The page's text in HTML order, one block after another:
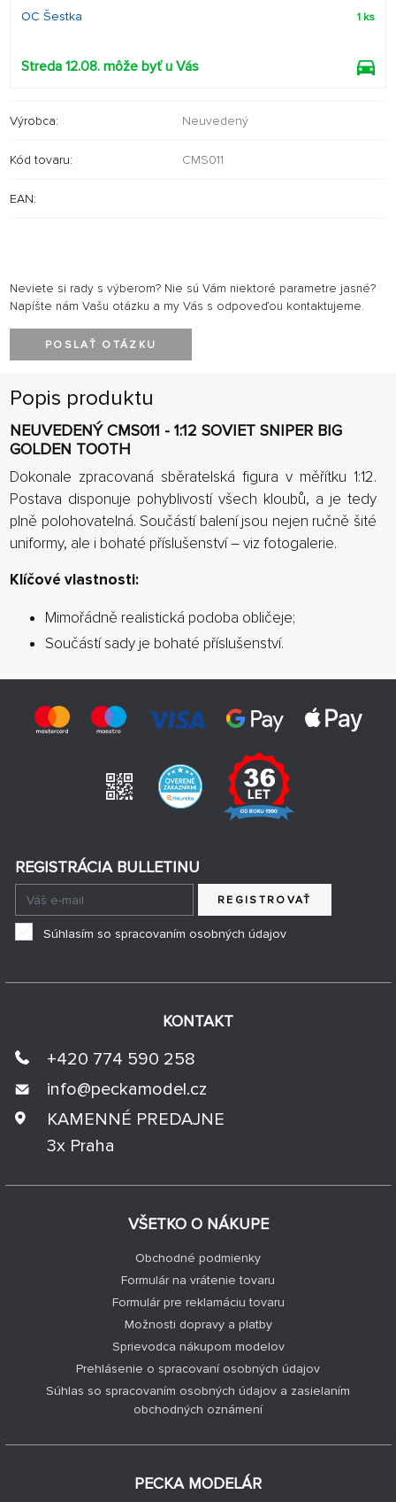
OC Šestka
1 ks
Streda 12.08. môže byť u Vás
Výrobca: Neuvedený
Kód tovaru: CMS011
EAN:
Neviete si rady s výberom? Nie sú Vám niektoré parametre jasné?
Napíšte nám Vašu otázku a my Vás s odpoveďou kontaktujeme.
POSLAŤ OTÁZKU
Popis produktu
NEUVEDENÝ CMS011 - 1:12 SOVIET SNIPER BIG
GOLDEN TOOTH
Dokonale zpracovaná sběratelská figura v měřítku 1:12.
Postava disponuje pohyblivostí všech kloubů, a je tedy
plně polohovatelná. Součástí balení jsou nejen ručně šité
uniformy, ale i bohaté příslušenství – viz fotogalerie.
Klíčové vlastnosti:
Mimořádně realistická podoba obličeje;
Součástí sady je bohaté příslušenství.
VŠETKO O NÁKUPE
Obchodné podmienky
Formulár na vrátenie tovaru
Formulár pre reklamáciu tovaru
Možnosti dopravy a platby
Sprievodca nákupom modelov
Prehlásenie o spracovaní osobných údajov
Súhlas so spracovaním osobných údajov a zasielaním
obchodných oznámení
PECKA MODELÁR
KONTAKT
+420 774 590 258
info@peckamodel.cz
KAMENNÉ PREDAJNE
3x Praha
REGISTRÁCIA BULLETINU
REGISTROVAŤ
Súhlasím so spracovaním osobných údajov